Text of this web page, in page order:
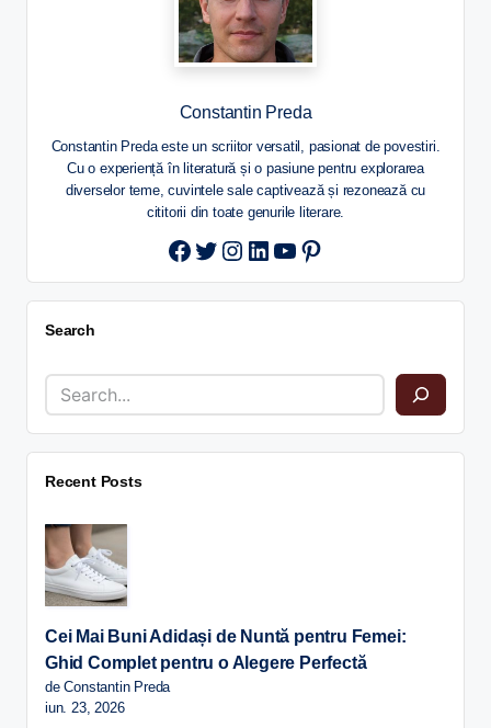
Constantin Preda
Constantin Preda este un scriitor versatil, pasionat de povestiri.
Cu o experiență în literatură și o pasiune pentru explorarea
diverselor teme, cuvintele sale captivează și rezonează cu
cititorii din toate genurile literare.
Twitter
Instagram
LinkedIn
YouTube
Pinterest
Search
Recent Posts
Cei Mai Buni Adidași de Nuntă pentru Femei:
Ghid Complet pentru o Alegere Perfectă
de Constantin Preda
iun. 23, 2026